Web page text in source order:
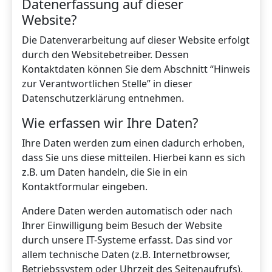
Datenerfassung auf dieser
Website?
Die Datenverarbeitung auf dieser Website erfolgt
durch den Websitebetreiber. Dessen
Kontaktdaten können Sie dem Abschnitt “Hinweis
zur Verantwortlichen Stelle” in dieser
Datenschutzerklärung entnehmen.
Wie erfassen wir Ihre Daten?
Ihre Daten werden zum einen dadurch erhoben,
dass Sie uns diese mitteilen. Hierbei kann es sich
z.B. um Daten handeln, die Sie in ein
Kontaktformular eingeben.
Andere Daten werden automatisch oder nach
Ihrer Einwilligung beim Besuch der Website
durch unsere IT-Systeme erfasst. Das sind vor
allem technische Daten (z.B. Internetbrowser,
Betriebssystem oder Uhrzeit des Seitenaufrufs).